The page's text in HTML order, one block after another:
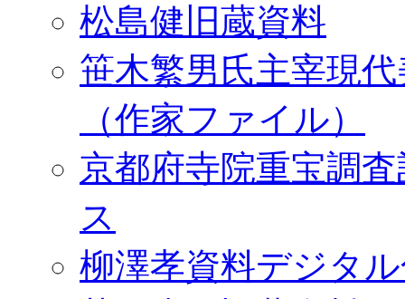
松島健旧蔵資料
笹木繁男氏主宰現
（作家ファイル）
京都府寺院重宝調
ス
柳澤孝資料デジタ